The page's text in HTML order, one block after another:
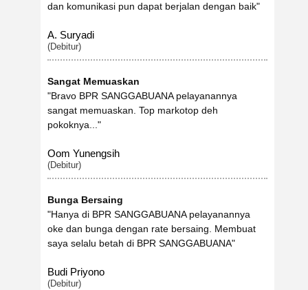
dan komunikasi pun dapat berjalan dengan baik"
A. Suryadi
(Debitur)
Sangat Memuaskan
"Bravo BPR SANGGABUANA pelayanannya
sangat memuaskan. Top markotop deh
pokoknya..."
Oom Yunengsih
(Debitur)
Bunga Bersaing
"Hanya di BPR SANGGABUANA pelayanannya
oke dan bunga dengan rate bersaing. Membuat
saya selalu betah di BPR SANGGABUANA"
Budi Priyono
(Debitur)